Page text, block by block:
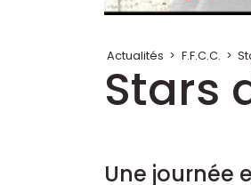
Actualités > F.F.C.C. >
Stars
Une journée